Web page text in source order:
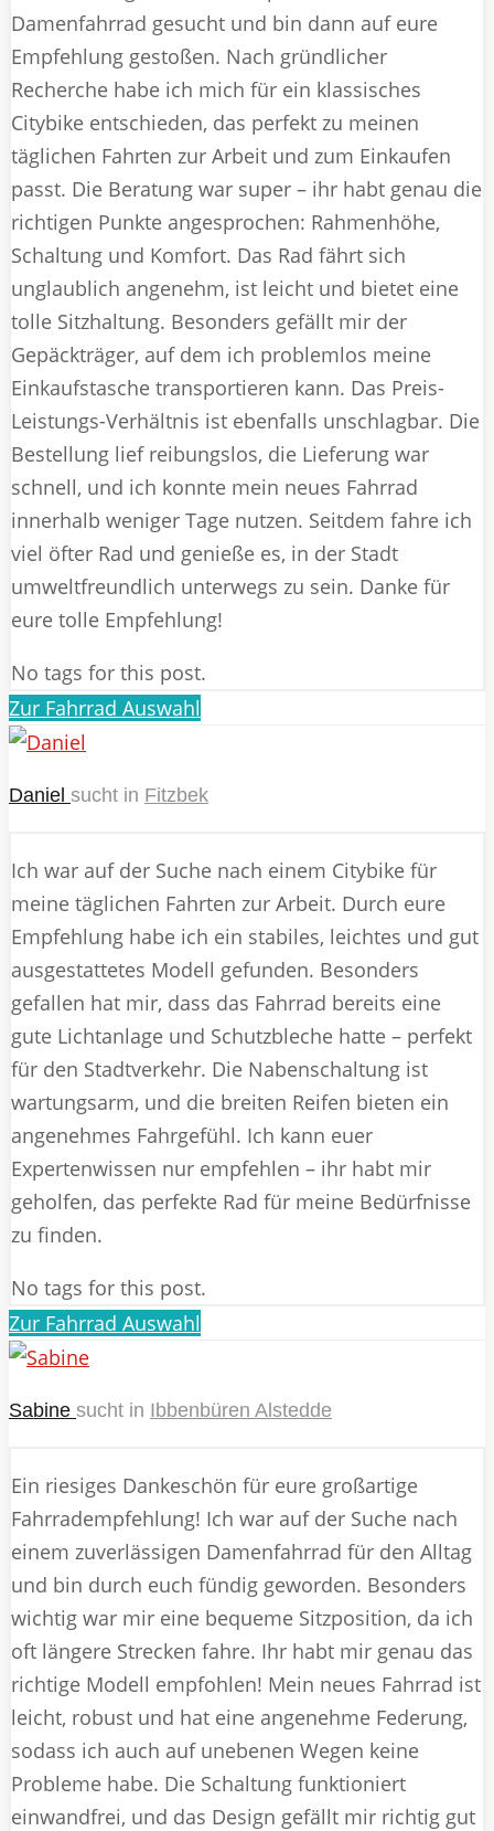
Damenfahrrad gesucht und bin dann auf eure
Empfehlung gestoßen. Nach gründlicher
Recherche habe ich mich für ein klassisches
Citybike entschieden, das perfekt zu meinen
täglichen Fahrten zur Arbeit und zum Einkaufen
passt. Die Beratung war super – ihr habt genau die
richtigen Punkte angesprochen: Rahmenhöhe,
Schaltung und Komfort. Das Rad fährt sich
unglaublich angenehm, ist leicht und bietet eine
tolle Sitzhaltung. Besonders gefällt mir der
Gepäckträger, auf dem ich problemlos meine
Einkaufstasche transportieren kann. Das Preis-
Leistungs-Verhältnis ist ebenfalls unschlagbar. Die
Bestellung lief reibungslos, die Lieferung war
schnell, und ich konnte mein neues Fahrrad
innerhalb weniger Tage nutzen. Seitdem fahre ich
viel öfter Rad und genieße es, in der Stadt
umweltfreundlich unterwegs zu sein. Danke für
eure tolle Empfehlung!
No tags for this post.
Zur Fahrrad Auswahl
Daniel sucht in Fitzbek
Ich war auf der Suche nach einem Citybike für
meine täglichen Fahrten zur Arbeit. Durch eure
Empfehlung habe ich ein stabiles, leichtes und gut
ausgestattetes Modell gefunden. Besonders
gefallen hat mir, dass das Fahrrad bereits eine
gute Lichtanlage und Schutzbleche hatte – perfekt
für den Stadtverkehr. Die Nabenschaltung ist
wartungsarm, und die breiten Reifen bieten ein
angenehmes Fahrgefühl. Ich kann euer
Expertenwissen nur empfehlen – ihr habt mir
geholfen, das perfekte Rad für meine Bedürfnisse
zu finden.
No tags for this post.
Zur Fahrrad Auswahl
Sabine sucht in Ibbenbüren Alstedde
Ein riesiges Dankeschön für eure großartige
Fahrradempfehlung! Ich war auf der Suche nach
einem zuverlässigen Damenfahrrad für den Alltag
und bin durch euch fündig geworden. Besonders
wichtig war mir eine bequeme Sitzposition, da ich
oft längere Strecken fahre. Ihr habt mir genau das
richtige Modell empfohlen! Mein neues Fahrrad ist
leicht, robust und hat eine angenehme Federung,
sodass ich auch auf unebenen Wegen keine
Probleme habe. Die Schaltung funktioniert
einwandfrei, und das Design gefällt mir richtig gut